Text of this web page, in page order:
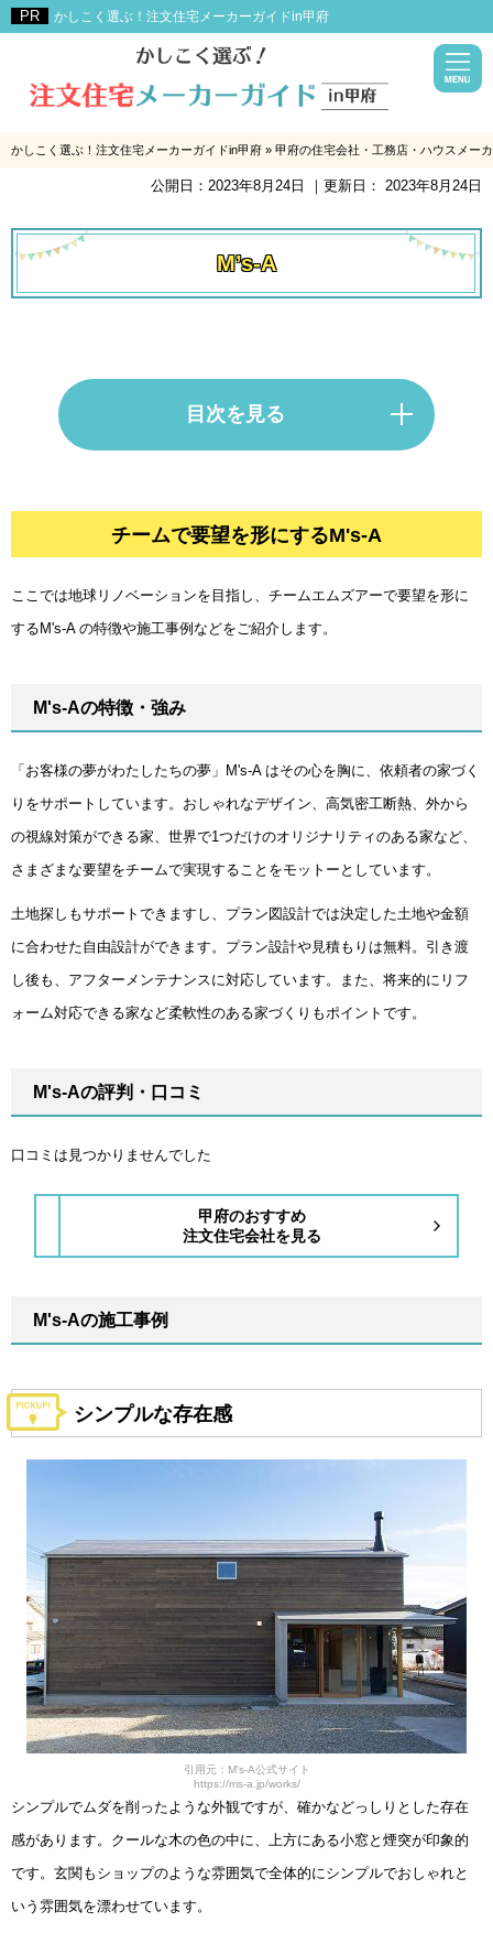
かしこく選ぶ！注文住宅メーカーガイドin甲府
かしこく選ぶ！注文住宅メーカーガイドin甲府 » 甲府の住宅会社・工務店・ハウスメー
公開日： 2023年8月24日 ｜更新日： 2023年8月24日
M’s-A
目次を見る
チームで要望を形にするM's-A
ここでは地球リノベーションを目指し、チームエムズアーで要望を形に
するM's-A の特徴や施工事例などをご紹介します。
M's-Aの特徴・強み
「お客様の夢がわたしたちの夢」M's-A はその心を胸に、依頼者の家づく
りをサポートしています。おしゃれなデザイン、高気密工断熱、外から
の視線対策ができる家、世界で1つだけのオリジナリティのある家など、
さまざまな要望をチームで実現することをモットーとしています。
土地探しもサポートできますし、プラン図設計では決定した土地や金額
に合わせた自由設計ができます。プラン設計や見積もりは無料。引き渡
し後も、アフターメンテナンスに対応しています。また、将来的にリフ
ォーム対応できる家など柔軟性のある家づくりもポイントです。
M's-Aの評判・口コミ
口コミは見つかりませんでした
甲府のおすすめ
注文住宅会社を見る
M's-Aの施工事例
シンプルな存在感
引用元：M's-A公式サイト
https://ms-a.jp/works/
シンプルでムダを削ったような外観ですが、確かなどっしりとした存在
感があります。クールな木の色の中に、上方にある小窓と煙突が印象的
です。玄関もショップのような雰囲気で全体的にシンプルでおしゃれと
いう雰囲気を漂わせています。